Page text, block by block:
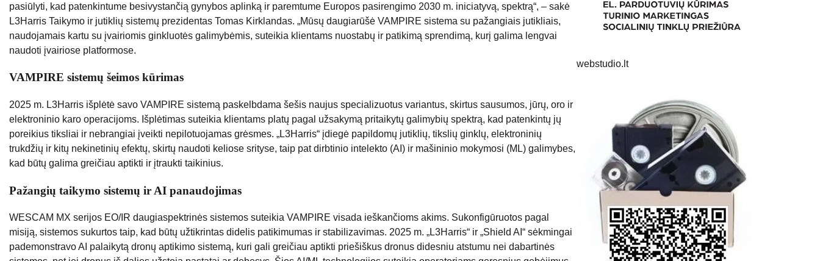
pasiūlyti, kad patenkintume besivystančią gynybos aplinką ir paremtume Europos pasirengimo 2030 m. iniciatyvą, spektrą“, – sakė
L3Harris Taikymo ir jutiklių sistemų prezidentas Tomas Kirklandas. „Mūsų daugiarūšė VAMPIRE sistema su pažangiais jutikliais,
naudojamais kartu su įvairiomis ginkluotės galimybėmis, suteikia klientams nuostabų ir patikimą sprendimą, kurį galima lengvai
naudoti įvairiose platformose.
VAMPIRE sistemų šeimos kūrimas
2025 m. L3Harris išplėtė savo VAMPIRE sistemą paskelbdama šešis naujus specializuotus variantus, skirtus sausumos, jūrų, oro ir
elektroninio karo operacijoms. Išplėtimas suteikia klientams platų pagal užsakymą pritaikytų galimybių spektrą, kad patenkintų jų
poreikius tiksliai ir nebrangiai įveikti nepilotuojamas grėsmes. „L3Harris“ įdiegė papildomų jutiklių, tikslių ginklų, elektroninių
trukdžių ir kitų nekinetinių efektų, skirtų naudoti keliose srityse, taip pat dirbtinio intelekto (AI) ir mašininio mokymosi (ML) galimybes,
kad būtų galima greičiau aptikti ir įtraukti taikinius.
Pažangių taikymo sistemų ir AI panaudojimas
WESCAM MX serijos EO/IR daugiaspektrinės sistemos suteikia VAMPIRE visada ieškančioms akims. Sukonfigūruotos pagal
misiją, sistemos sukurtos taip, kad būtų užtikrintas didelis patikimumas ir stabilizavimas. 2025 m. „L3Harris“ ir „Shield AI“ sėkmingai
pademonstravo AI palaikytą dronų aptikimo sistemą, kuri gali greičiau aptikti priešiškus dronus didesniu atstumu nei dabartinės
webstudio.lt